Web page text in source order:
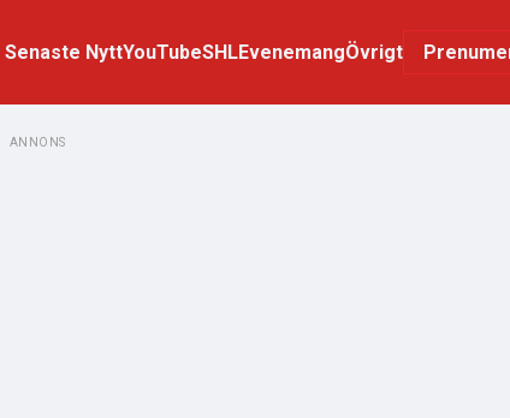
Senaste NyttYouTubeSHLEvenemangÖvrigt
ANNONS